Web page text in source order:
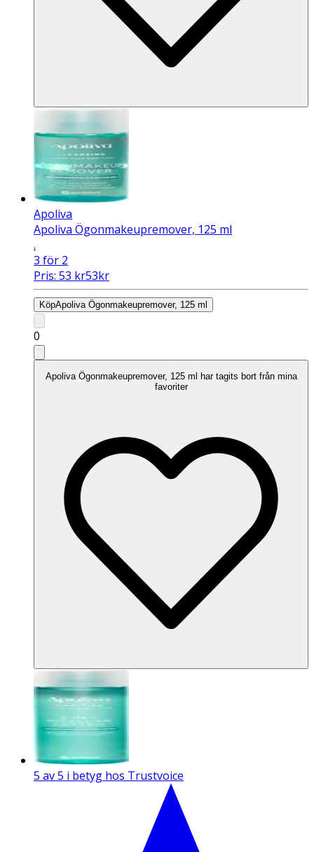
Apoliva
Apoliva Ögonmakeupremover, 125 ml
.
3 för 2
Pris: 53 kr53kr
KöpApoliva Ögonmakeupremover, 125 ml
0
Apoliva Ögonmakeupremover, 125 ml har tagits bort från mina
favoriter
5 av 5 i betyg hos Trustvoice